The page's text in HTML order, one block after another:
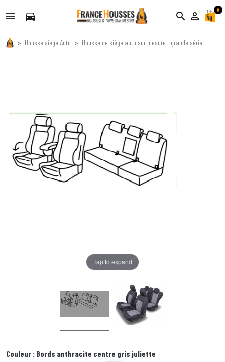
directions_car search person_outline
0
Housse siege Auto Housse de siège auto sur mesure - grande série
Tap to expand
Couleur : Bords anthracite centre gris juliette